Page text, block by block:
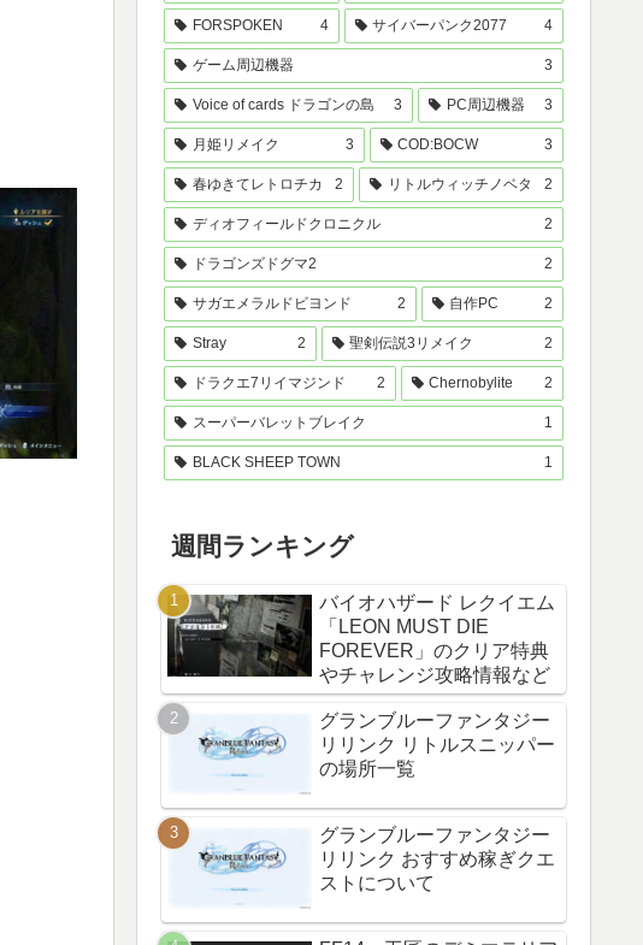
FORSPOKEN 4 サイバーパンク2077 4
ゲーム周辺機器 3
Voice of cards ドラゴンの島 3 PC周辺機器 3
月姫リメイク 3 COD:BOCW 3
春ゆきてレトロチカ 2 リトルウィッチノベタ 2
ディオフィールドクロニクル 2
ドラゴンズドグマ2 2
サガエメラルドビヨンド 2 自作PC 2
Stray 2 聖剣伝説3リメイク 2
ドラクエ7リイマジンド 2 Chernobylite 2
スーパーバレットブレイク 1
BLACK SHEEP TOWN 1
週間ランキング
バイオハザード レクイエム
「LEON MUST DIE
FOREVER」のクリア特典
やチャレンジ攻略情報など
グランブルーファンタジー
リリンク リトルスニッパー
の場所一覧
グランブルーファンタジー
リリンク おすすめ稼ぎクエ
ストについて